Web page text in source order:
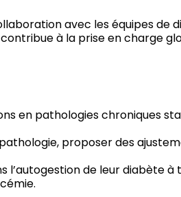
avec les équipes de
contribue à la prise en charge
en pathologies chroniques
proposer des
l’autogestion de leur diabète